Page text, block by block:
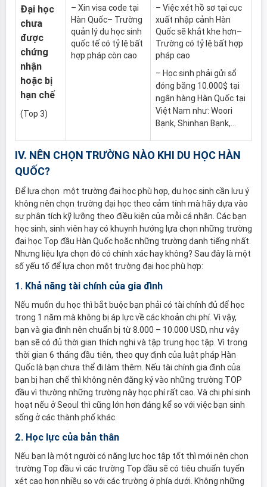
Đại học
chưa
được
chứng
nhận
hoặc bị
hạn chế
(Top 3)
– Xin visa code tại
Hàn Quốc– Trường
quản lý du học sinh
quốc tế có tỷ lệ bất
hợp pháp còn cao
– Việc xét hồ sơ tại cục
xuất nhập cảnh Hàn
Quốc sẽ khắt khe hơn–
Trường có tỷ lệ bất hợp
pháp cao
– Học sinh phải gửi sổ
đóng băng 10.000$ tại
ngân hàng Hàn Quốc tại
Việt Nam như: Woori
Bạnk, Shinhan Bạnk,…
IV. NÊN CHỌN TRƯỜNG NÀO KHI DU HỌC HÀN
QUỐC?
Để lựa chọn một trường đại học phù hợp, du học sinh cần lưu ý
không nên chọn trường đại học theo cảm tính mà hãy dựa vào
sự phân tích kỹ lưỡng theo điều kiện của mỗi cá nhân. Các bạn
học sinh, sinh viên hay có khuynh hướng lựa chọn những trường
đại học Top đầu Hàn Quốc hoặc những trường danh tiếng nhất.
Nhưng liệu lựa chọn đó có chính xác hay không? Sau đây là một
số yếu tố để lựa chọn một trường đại học phù hợp:
1. Khả năng tài chính của gia đình
Nếu muốn du học thì bắt buộc bạn phải có tài chính đủ để học
trong 1 năm mà không bị áp lực về các khoản chi phí. Vì vậy,
bạn và gia đình nên chuẩn bị từ 8.000 – 10.000 USD, như vậy
bạn sẽ có đủ thời gian thích nghi và tập trung học tập. Vì trong
thời gian 6 tháng đầu tiên, theo quy định của luật pháp Hàn
Quốc là bạn chưa thể đi làm thêm. Nếu tài chính gia đình của
bạn bị hạn chế thì không nên đăng ký vào những trường TOP
đầu vì thường những trường này học phí rất cao. Và chi phí sinh
hoạt nếu ở Seoul thì cũng lớn hơn đáng kể so với việc bạn sinh
sống ở các thành phố khác.
2. Học lực của bản thân
Nếu bạn là một người có năng lực học tập tốt thì mới nên chọn
trường Top đầu vì các trường Top đầu sẽ có tiêu chuẩn tuyển
xét cao hơn nhiều so với các trường ở phía dưới. Không những